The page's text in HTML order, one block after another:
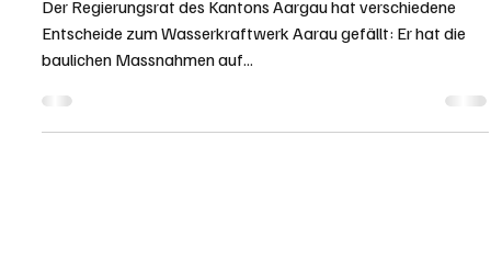
Fotografinnen und Fotografen aus Aargau-
Solothurn an der photoSCHWEIZ mit dabei
grösste Werkschau für Fotografie der Schweiz. Jährlich
zeigen über 250...